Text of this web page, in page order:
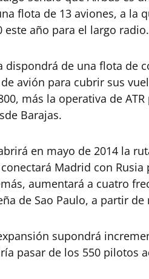
flota de 13 aviones, a la
este año para el largo radio.
dispondrá de una flota de
avión para cubrir sus
más la operativa de
Barajas.
en mayo de 2014 la
Madrid con
aumentará a cuatro
de Sao Paulo, a partir
supondrá
pasar de los 550 pilotos